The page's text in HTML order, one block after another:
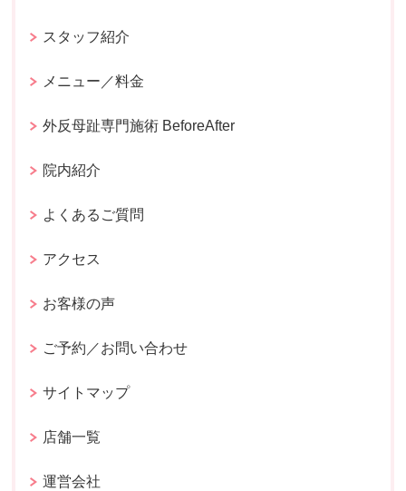
スタッフ紹介
メニュー／料金
外反母趾専門施術 BeforeAfter
院内紹介
よくあるご質問
アクセス
お客様の声
ご予約／お問い合わせ
サイトマップ
店舗一覧
運営会社